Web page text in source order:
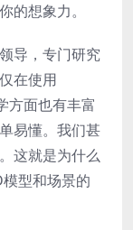
的想象力。
导，专门研究
在使用
方面也有丰富
易懂。我们甚
这就是为什么
型和场景的